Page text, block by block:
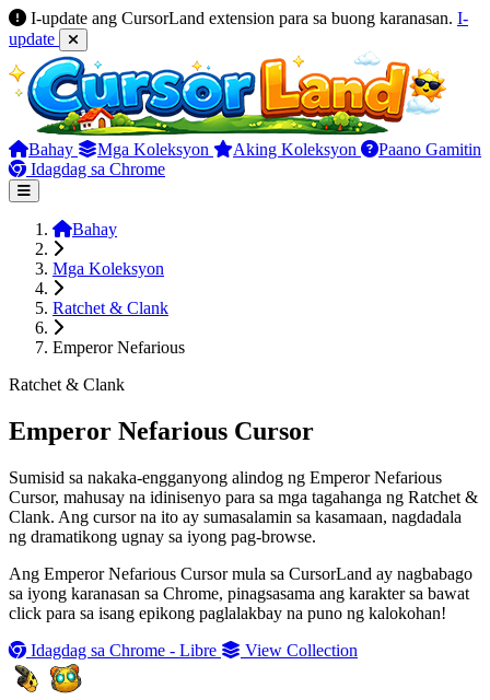
I-update ang CursorLand extension para sa buong karanasan. I-
update
Bahay Mga Koleksyon Aking Koleksyon
Paano Gamitin
Idagdag sa Chrome
Bahay
Mga Koleksyon
Ratchet & Clank
Emperor Nefarious
Ratchet & Clank
Emperor Nefarious Cursor
Sumisid sa nakaka-engganyong alindog ng Emperor Nefarious
Cursor, mahusay na idinisenyo para sa mga tagahanga ng Ratchet &
Clank. Ang cursor na ito ay sumasalamin sa kasamaan, nagdadala
ng dramatikong ugnay sa iyong pag-browse.
Ang Emperor Nefarious Cursor mula sa CursorLand ay nagbabago
sa iyong karanasan sa Chrome, pinagsasama ang karakter sa bawat
click para sa isang epikong paglalakbay na puno ng kalokohan!
Idagdag sa Chrome - Libre
View Collection